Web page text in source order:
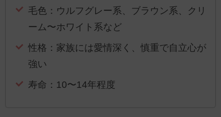
毛色：ウルフグレー系、ブラウン系、クリ
ーム〜ホワイト系など
性格：家族には愛情深く、慎重で自立心が
強い
寿命：10〜14年程度